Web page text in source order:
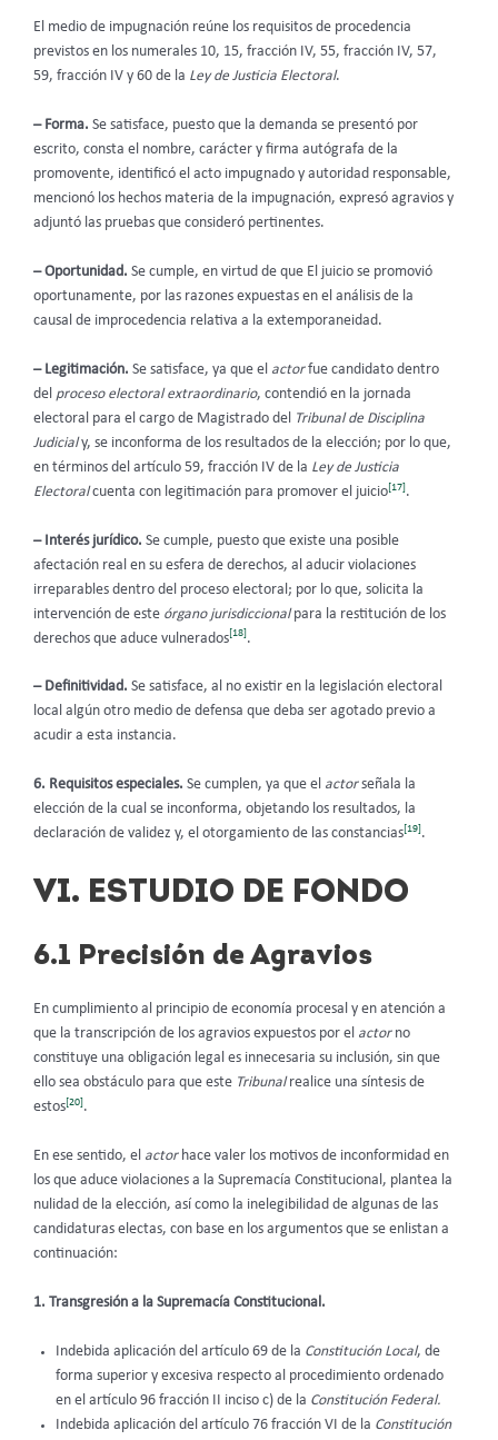
El medio de impugnación reúne los requisitos de procedencia
previstos en los numerales 10, 15, fracción IV, 55, fracción IV, 57,
59, fracción IV y 60 de la Ley de Justicia Electoral.
– Forma. Se satisface, puesto que la demanda se presentó por
escrito, consta el nombre, carácter y firma autógrafa de la
promovente, identificó el acto impugnado y autoridad responsable,
mencionó los hechos materia de la impugnación, expresó agravios y
adjuntó las pruebas que consideró pertinentes.
– Oportunidad. Se cumple, en virtud de que El juicio se promovió
oportunamente, por las razones expuestas en el análisis de la
causal de improcedencia relativa a la extemporaneidad.
– Legitimación. Se satisface, ya que el actorfue candidato dentro
del proceso electoral extraordinario, contendió en la jornada
electoral para el cargo de Magistrado del
Tribunal de Disciplina
Judicialy, se inconforma de los resultados de la elección; por lo que,
en términos del artículo 59, fracción IV de la Ley de Justicia
Electoralcuenta con legitimación para promover el juicio[17].
– Interés jurídico. Se cumple, puesto que existe una posible
afectación real en su esfera de derechos, al aducir violaciones
irreparables dentro del proceso electoral; por lo que, solicita la
intervención de este órgano jurisdiccionalpara la restitución de los
derechos que aduce vulnerados [18] .
– Definitividad. Se satisface, al no existir en la legislación electoral
local algún otro medio de defensa que deba ser agotado previo a
acudir a esta instancia.
6. Requisitos especiales. Se cumplen, ya que el actorseñala la
elección de la cual se inconforma, objetando los resultados, la
declaración de validez y, el otorgamiento de las constancias[19].
VI. ESTUDIO DE FONDO
6.1 Precisión de Agravios
En cumplimiento al principio de economía procesal y en atención a
que la transcripción de los agravios expuestos por el actorno
constituye una obligación legal es innecesaria su inclusión, sin que
ello sea obstáculo para que este Tribunalrealice una síntesis de
estos[20].
En ese sentido, el actorhace valer los motivos de inconformidad en
los que aduce violaciones a la Supremacía Constitucional, plantea la
nulidad de la elección, así como la inelegibilidad de algunas de las
candidaturas electas, con base en los argumentos que se enlistan a
continuación:
1. Transgresión a la Supremacía Constitucional.
Indebida aplicación del artículo 69 de la Constitución Local, de
forma superior y excesiva respecto al procedimiento ordenado
en el artículo 96 fracción II inciso c) de la Constitución Federal.
Indebida aplicación del artículo 76 fracción VI de la Constitución